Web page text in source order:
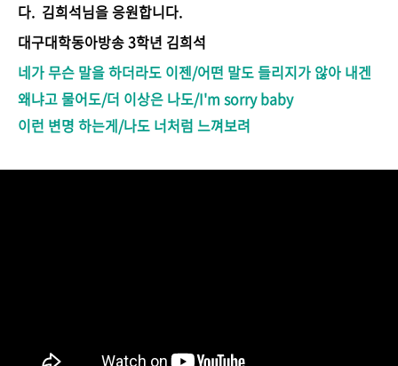
다. 김희석님을 응원합니다.
대구대학동아방송 3학년 김희석
네가 무슨 말을 하더라도 이젠/어떤 말도 들리지가 않아 내겐
왜냐고 물어도/더 이상은 나도/I'm sorry baby
이런 변명 하는게/나도 너처럼 느껴보려